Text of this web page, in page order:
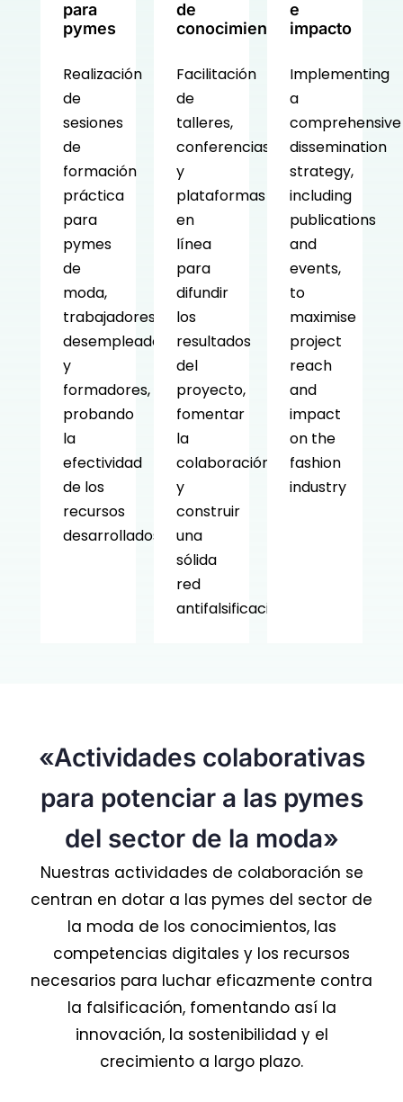
para
pymes
Realización
de
sesiones
de
formación
práctica
para
pymes
de
moda,
trabajadores,
desempleados
y
formadores,
probando
la
efectividad
de los
recursos
desarrollados.
de
conocimientos
Facilitación
de
talleres,
conferencias
y
plataformas
en
línea
para
difundir
los
resultados
del
proyecto,
fomentar
la
colaboración
y
construir
una
sólida
red
antifalsificación.
e
impacto
Implementing
a
comprehensive
dissemination
strategy,
including
publications
and
events,
to
maximise
project
reach
and
impact
on the
fashion
industry
«Actividades colaborativas
para potenciar a las pymes
del sector de la moda»
Nuestras actividades de colaboración se
centran en dotar a las pymes del sector de
la moda de los conocimientos, las
competencias digitales y los recursos
necesarios para luchar eficazmente contra
la falsificación, fomentando así la
innovación, la sostenibilidad y el
crecimiento a largo plazo.